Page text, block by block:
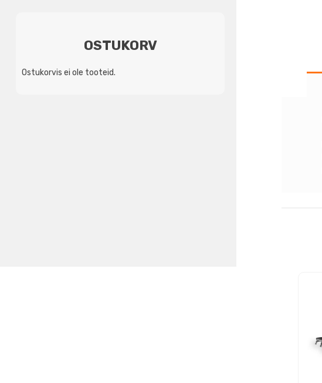
OSTUKORV
Ostukorvis ei ole tooteid.